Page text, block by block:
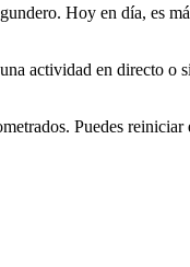
Hoy en día, es
actividad en directo o
Puedes reiniciar